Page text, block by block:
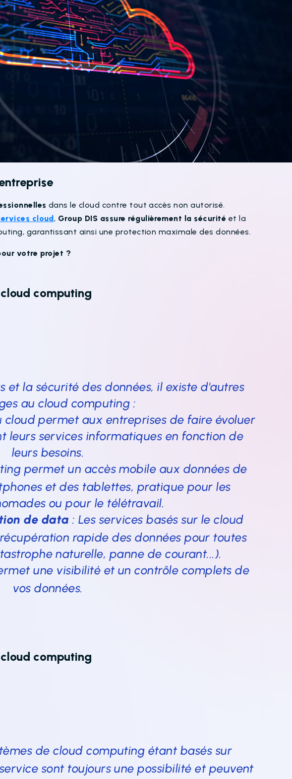
dans le cloud contre tout accès non autorisé.
cloud, Group DIS assure régulièrement la sécurité et la
garantissant ainsi une protection maximale des données.
votre projet ?
computing
et la sécurité des données, il existe d'autres
au cloud computing :
cloud permet aux entreprises de faire évoluer
leurs services informatiques en fonction de
leurs besoins.
permet un accès mobile aux données de
et des tablettes, pratique pour les
ou pour le télétravail.
de data : Les services basés sur le cloud
rapide des données pour toutes
naturelle, panne de courant...).
une visibilité et un contrôle complets de
vos données.
computing
de cloud computing étant basés sur
sont toujours une possibilité et peuvent